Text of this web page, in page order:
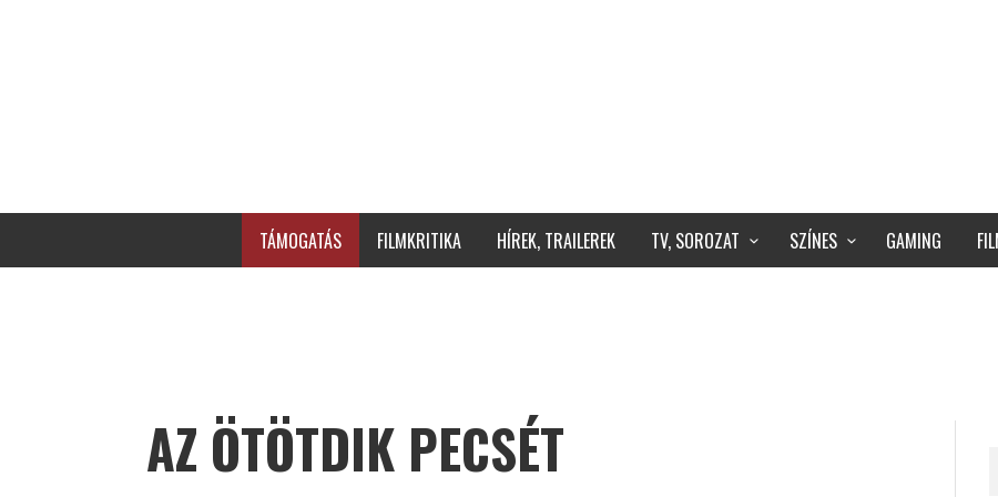
TÁMOGATÁS FILMKRITIKA HÍREK, TRAILEREK TV, SOROZAT SZÍNES GAMING
AZ ÖTÖTDIK PECSÉT